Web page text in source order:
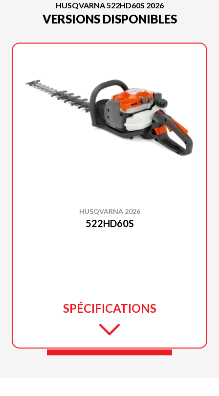
HUSQVARNA 522HD60S 2026
VERSIONS DISPONIBLES
HUSQVARNA 2026
522HD60S
SPÉCIFICATIONS